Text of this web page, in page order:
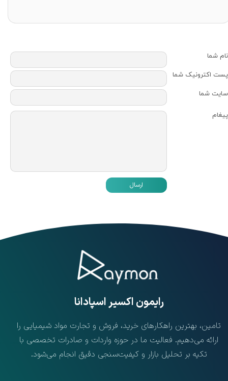
نام شما
پست اکترونیک شما
سایت شما
پیغام
ارسال
تامین، بهترین راهکارهای خرید، فروش و تجارت مواد شیمیایی را
ارائه می‌دهیم. فعالیت ما در حوزه واردات و صادرات تخصصی با
تکیه بر تحلیل بازار و کیفیت‌سنجی دقیق انجام می‌شود.
​رایمون اکسیر اسپادانا